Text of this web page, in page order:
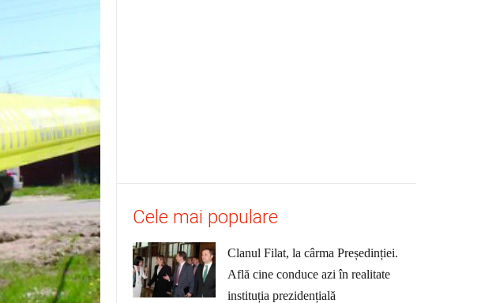
Cele mai populare
Clanul Filat, la cârma Președinției.
Află cine conduce azi în realitate
instituția prezidențială